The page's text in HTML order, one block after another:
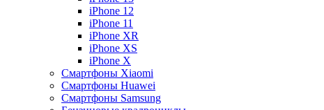
iPhone 12
iPhone 11
iPhone XR
iPhone XS
iPhone X
Смартфоны Xiaomi
Смартфоны Huawei
Смартфоны Samsung